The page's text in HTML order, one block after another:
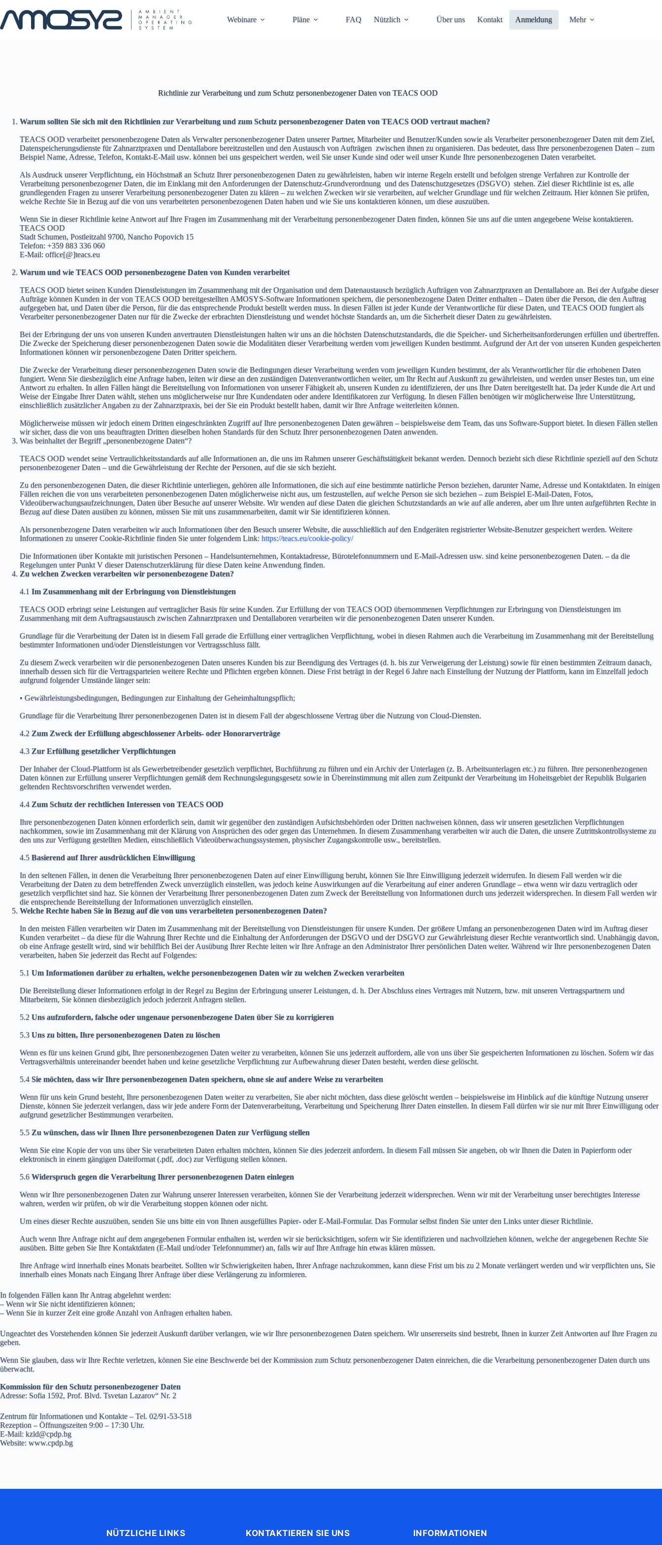
Inhalt
springen
Webinare Pläne FAQ Nützlich Über uns Kontakt Anmeldung Mehr
Richtlinie zur Verarbeitung und zum Schutz personenbezogener Daten von TЕACS OOD
Warum sollten Sie sich mit den Richtlinien zur Verarbeitung und zum Schutz personenbezogener Daten von TЕACS OOD vertraut machen?
TЕACS OOD verarbeitet personenbezogene Daten als Verwalter personenbezogener Daten unserer Partner, Mitarbeiter und Benutzer/Kunden sowie als Verarbeiter personenbezogener Daten mit dem Ziel,
Datenspeicherungsdienste für Zahnarztpraxen und Dentallabore bereitzustellen und den Austausch von Aufträgen zwischen ihnen zu organisieren. Das bedeutet, dass Ihre personenbezogenen Daten – zum
Beispiel Name, Adresse, Telefon, Kontakt-E-Mail usw. können bei uns gespeichert werden, weil Sie unser Kunde sind oder weil unser Kunde Ihre personenbezogenen Daten verarbeitet.
Als Ausdruck unserer Verpflichtung, ein Höchstmaß an Schutz Ihrer personenbezogenen Daten zu gewährleisten, haben wir interne Regeln erstellt und befolgen strenge Verfahren zur Kontrolle der
Verarbeitung personenbezogener Daten, die im Einklang mit den Anforderungen der Datenschutz-Grundverordnung und des Datenschutzgesetzes (DSGVO) stehen. Ziel dieser Richtlinie ist es, alle
grundlegenden Fragen zu unserer Verarbeitung personenbezogener Daten zu klären – zu welchen Zwecken wir sie verarbeiten, auf welcher Grundlage und für welchen Zeitraum. Hier können Sie prüfen,
welche Rechte Sie in Bezug auf die von uns verarbeiteten personenbezogenen Daten haben und wie Sie uns kontaktieren können, um diese auszuüben.
Wenn Sie in dieser Richtlinie keine Antwort auf Ihre Fragen im Zusammenhang mit der Verarbeitung personenbezogener Daten finden, können Sie uns auf die unten angegebene Weise kontaktieren.
TEACS OOD
Stadt Schumen, Postleitzahl 9700, Nancho Popovich 15
Telefon: +359 883 336 060
E-Mail: office[@]teacs.eu
Warum und wie TEACS OOD personenbezogene Daten von Kunden verarbeitet
TEACS OOD bietet seinen Kunden Dienstleistungen im Zusammenhang mit der Organisation und dem Datenaustausch bezüglich Aufträgen von Zahnarztpraxen an Dentallabore an. Bei der Aufgabe dieser
Aufträge können Kunden in der von TEACS OOD bereitgestellten AMOSYS-Software Informationen speichern, die personenbezogene Daten Dritter enthalten – Daten über die Person, die den Auftrag
aufgegeben hat, und Daten über die Person, für die das entsprechende Produkt bestellt werden muss. In diesen Fällen ist jeder Kunde der Verantwortliche für diese Daten, und TEACS OOD fungiert als
Verarbeiter personenbezogener Daten nur für die Zwecke der erbrachten Dienstleistung und wendet höchste Standards an, um die Sicherheit dieser Daten zu gewährleisten.
Bei der Erbringung der uns von unseren Kunden anvertrauten Dienstleistungen halten wir uns an die höchsten Datenschutzstandards, die die Speicher- und Sicherheitsanforderungen erfüllen und übertreffen.
Die Zwecke der Speicherung dieser personenbezogenen Daten sowie die Modalitäten dieser Verarbeitung werden vom jeweiligen Kunden bestimmt. Aufgrund der Art der von unseren Kunden gespeicherten
Informationen können wir personenbezogene Daten Dritter speichern.
Die Zwecke der Verarbeitung dieser personenbezogenen Daten sowie die Bedingungen dieser Verarbeitung werden vom jeweiligen Kunden bestimmt, der als Verantwortlicher für die erhobenen Daten
fungiert. Wenn Sie diesbezüglich eine Anfrage haben, leiten wir diese an den zuständigen Datenverantwortlichen weiter, um Ihr Recht auf Auskunft zu gewährleisten, und werden unser Bestes tun, um eine
Antwort zu erhalten. In allen Fällen hängt die Bereitstellung von Informationen von unserer Fähigkeit ab, unseren Kunden zu identifizieren, der uns Ihre Daten bereitgestellt hat. Da jeder Kunde die Art und
Weise der Eingabe Ihrer Daten wählt, stehen uns möglicherweise nur Ihre Kundendaten oder andere Identifikatoren zur Verfügung. In diesen Fällen benötigen wir möglicherweise Ihre Unterstützung,
einschließlich zusätzlicher Angaben zu der Zahnarztpraxis, bei der Sie ein Produkt bestellt haben, damit wir Ihre Anfrage weiterleiten können.
Möglicherweise müssen wir jedoch einem Dritten eingeschränkten Zugriff auf Ihre personenbezogenen Daten gewähren – beispielsweise dem Team, das uns Software-Support bietet. In diesen Fällen stellen
wir sicher, dass die von uns beauftragten Dritten dieselben hohen Standards für den Schutz Ihrer personenbezogenen Daten anwenden.
Was beinhaltet der Begriff „personenbezogene Daten“?
TEACS OOD wendet seine Vertraulichkeitsstandards auf alle Informationen an, die uns im Rahmen unserer Geschäftstätigkeit bekannt werden. Dennoch bezieht sich diese Richtlinie speziell auf den Schutz
personenbezogener Daten – und die Gewährleistung der Rechte der Personen, auf die sie sich bezieht.
Zu den personenbezogenen Daten, die dieser Richtlinie unterliegen, gehören alle Informationen, die sich auf eine bestimmte natürliche Person beziehen, darunter Name, Adresse und Kontaktdaten. In einigen
Fällen reichen die von uns verarbeiteten personenbezogenen Daten möglicherweise nicht aus, um festzustellen, auf welche Person sie sich beziehen – zum Beispiel E-Mail-Daten, Fotos,
Videoüberwachungsaufzeichnungen, Daten über Besuche auf unserer Website. Wir wenden auf diese Daten die gleichen Schutzstandards an wie auf alle anderen, aber um Ihre unten aufgeführten Rechte in
Bezug auf diese Daten ausüben zu können, müssen Sie mit uns zusammenarbeiten, damit wir Sie identifizieren können.
Als personenbezogene Daten verarbeiten wir auch Informationen über den Besuch unserer Website, die ausschließlich auf den Endgeräten registrierter Website-Benutzer gespeichert werden. Weitere
Informationen zu unserer Cookie-Richtlinie finden Sie unter folgendem Link: https://teacs.eu/cookie-policy/
Die Informationen über Kontakte mit juristischen Personen – Handelsunternehmen, Kontaktadresse, Bürotelefonnummern und E-Mail-Adressen usw. sind keine personenbezogenen Daten. – da die
Regelungen unter Punkt V dieser Datenschutzerklärung für diese Daten keine Anwendung finden.
Zu welchen Zwecken verarbeiten wir personenbezogene Daten?
4.1 Im Zusammenhang mit der Erbringung von Dienstleistungen
TEACS OOD erbringt seine Leistungen auf vertraglicher Basis für seine Kunden. Zur Erfüllung der von TEACS OOD übernommenen Verpflichtungen zur Erbringung von Dienstleistungen im
Zusammenhang mit dem Auftragsaustausch zwischen Zahnarztpraxen und Dentallaboren verarbeiten wir die personenbezogenen Daten unserer Kunden.
Grundlage für die Verarbeitung der Daten ist in diesem Fall gerade die Erfüllung einer vertraglichen Verpflichtung, wobei in diesen Rahmen auch die Verarbeitung im Zusammenhang mit der Bereitstellung
bestimmter Informationen und/oder Dienstleistungen vor Vertragsschluss fällt.
Zu diesem Zweck verarbeiten wir die personenbezogenen Daten unseres Kunden bis zur Beendigung des Vertrages (d. h. bis zur Verweigerung der Leistung) sowie für einen bestimmten Zeitraum danach,
innerhalb dessen sich für die Vertragsparteien weitere Rechte und Pflichten ergeben können. Diese Frist beträgt in der Regel 6 Jahre nach Einstellung der Nutzung der Plattform, kann im Einzelfall jedoch
aufgrund folgender Umstände länger sein:
• Gewährleistungsbedingungen, Bedingungen zur Einhaltung der Geheimhaltungspflich;
Grundlage für die Verarbeitung Ihrer personenbezogenen Daten ist in diesem Fall der abgeschlossene Vertrag über die Nutzung von Cloud-Diensten.
4.2 Zum Zweck der Erfüllung abgeschlossener Arbeits- oder Honorarverträge
4.3 Zur Erfüllung gesetzlicher Verpflichtungen
Der Inhaber der Cloud-Plattform ist als Gewerbetreibender gesetzlich verpflichtet, Buchführung zu führen und ein Archiv der Unterlagen (z. B. Arbeitsunterlagen etc.) zu führen. Ihre personenbezogenen
Daten können zur Erfüllung unserer Verpflichtungen gemäß dem Rechnungslegungsgesetz sowie in Übereinstimmung mit allen zum Zeitpunkt der Verarbeitung im Hoheitsgebiet der Republik Bulgarien
geltenden Rechtsvorschriften verwendet werden.
4.4 Zum Schutz der rechtlichen Interessen von TEACS OOD
Ihre personenbezogenen Daten können erforderlich sein, damit wir gegenüber den zuständigen Aufsichtsbehörden oder Dritten nachweisen können, dass wir unseren gesetzlichen Verpflichtungen
nachkommen, sowie im Zusammenhang mit der Klärung von Ansprüchen des oder gegen das Unternehmen. In diesem Zusammenhang verarbeiten wir auch die Daten, die unsere Zutrittskontrollsysteme zu
den uns zur Verfügung gestellten Medien, einschließlich Videoüberwachungssystemen, physischer Zugangskontrolle usw., bereitstellen.
4.5 Basierend auf Ihrer ausdrücklichen Einwilligung
In den seltenen Fällen, in denen die Verarbeitung Ihrer personenbezogenen Daten auf einer Einwilligung beruht, können Sie Ihre Einwilligung jederzeit widerrufen. In diesem Fall werden wir die
Verarbeitung der Daten zu dem betreffenden Zweck unverzüglich einstellen, was jedoch keine Auswirkungen auf die Verarbeitung auf einer anderen Grundlage – etwa wenn wir dazu vertraglich oder
gesetzlich verpflichtet sind haz. Sie können der Verarbeitung Ihrer personenbezogenen Daten zum Zweck der Bereitstellung von Informationen durch uns jederzeit widersprechen. In diesem Fall werden wir
die entsprechende Bereitstellung der Informationen unverzüglich einstellen.
Welche Rechte haben Sie in Bezug auf die von uns verarbeiteten personenbezogenen Daten?
In den meisten Fällen verarbeiten wir Daten im Zusammenhang mit der Bereitstellung von Dienstleistungen für unsere Kunden. Der größere Umfang an personenbezogenen Daten wird im Auftrag dieser
Kunden verarbeitet – da diese für die Wahrung Ihrer Rechte und die Einhaltung der Anforderungen der DSGVO und der DSGVO zur Gewährleistung dieser Rechte verantwortlich sind. Unabhängig davon,
ob eine Anfrage gestellt wird, sind wir behilflich Bei der Ausübung Ihrer Rechte leiten wir Ihre Anfrage an den Administrator Ihrer persönlichen Daten weiter. Während wir Ihre personenbezogenen Daten
verarbeiten, haben Sie jederzeit das Recht auf Folgendes:
5.1 Um Informationen darüber zu erhalten, welche personenbezogenen Daten wir zu welchen Zwecken verarbeiten
Die Bereitstellung dieser Informationen erfolgt in der Regel zu Beginn der Erbringung unserer Leistungen, d. h. Der Abschluss eines Vertrages mit Nutzern, bzw. mit unseren Vertragspartnern und
Mitarbeitern, Sie können diesbezüglich jedoch jederzeit Anfragen stellen.
5.2 Uns aufzufordern, falsche oder ungenaue personenbezogene Daten über Sie zu korrigieren
5.3 Uns zu bitten, Ihre personenbezogenen Daten zu löschen
Wenn es für uns keinen Grund gibt, Ihre personenbezogenen Daten weiter zu verarbeiten, können Sie uns jederzeit auffordern, alle von uns über Sie gespeicherten Informationen zu löschen. Sofern wir das
Vertragsverhältnis untereinander beendet haben und keine gesetzliche Verpflichtung zur Aufbewahrung dieser Daten besteht, werden diese gelöscht.
5.4 Sie möchten, dass wir Ihre personenbezogenen Daten speichern, ohne sie auf andere Weise zu verarbeiten
Wenn für uns kein Grund besteht, Ihre personenbezogenen Daten weiter zu verarbeiten, Sie aber nicht möchten, dass diese gelöscht werden – beispielsweise im Hinblick auf die künftige Nutzung unserer
Dienste, können Sie jederzeit verlangen, dass wir jede andere Form der Datenverarbeitung, Verarbeitung und Speicherung Ihrer Daten einstellen. In diesem Fall dürfen wir sie nur mit Ihrer Einwilligung oder
aufgrund gesetzlicher Bestimmungen verarbeiten.
5.5 Zu wünschen, dass wir Ihnen Ihre personenbezogenen Daten zur Verfügung stellen
Wenn Sie eine Kopie der von uns über Sie verarbeiteten Daten erhalten möchten, können Sie dies jederzeit anfordern. In diesem Fall müssen Sie angeben, ob wir Ihnen die Daten in Papierform oder
elektronisch in einem gängigen Dateiformat (.pdf, .doc) zur Verfügung stellen können.
5.6 Widerspruch gegen die Verarbeitung Ihrer personenbezogenen Daten einlegen
Wenn wir Ihre personenbezogenen Daten zur Wahrung unserer Interessen verarbeiten, können Sie der Verarbeitung jederzeit widersprechen. Wenn wir mit der Verarbeitung unser berechtigtes Interesse
wahren, werden wir prüfen, ob wir die Verarbeitung stoppen können oder nicht.
Um eines dieser Rechte auszuüben, senden Sie uns bitte ein von Ihnen ausgefülltes Papier- oder E-Mail-Formular. Das Formular selbst finden Sie unter den Links unter dieser Richtlinie.
Auch wenn Ihre Anfrage nicht auf dem angegebenen Formular enthalten ist, werden wir sie berücksichtigen, sofern wir Sie identifizieren und nachvollziehen können, welche der angegebenen Rechte Sie
ausüben. Bitte geben Sie Ihre Kontaktdaten (E-Mail und/oder Telefonnummer) an, falls wir auf Ihre Anfrage hin etwas klären müssen.
Ihre Anfrage wird innerhalb eines Monats bearbeitet. Sollten wir Schwierigkeiten haben, Ihrer Anfrage nachzukommen, kann diese Frist um bis zu 2 Monate verlängert werden und wir verpflichten uns, Sie
innerhalb eines Monats nach Eingang Ihrer Anfrage über diese Verlängerung zu informieren.
In folgenden Fällen kann Ihr Antrag abgelehnt werden:
– Wenn wir Sie nicht identifizieren können;
– Wenn Sie in kurzer Zeit eine große Anzahl von Anfragen erhalten haben.
Ungeachtet des Vorstehenden können Sie jederzeit Auskunft darüber verlangen, wie wir Ihre personenbezogenen Daten speichern. Wir unsererseits sind bestrebt, Ihnen in kurzer Zeit Antworten auf Ihre Fragen zu
geben.
Wenn Sie glauben, dass wir Ihre Rechte verletzen, können Sie eine Beschwerde bei der Kommission zum Schutz personenbezogener Daten einreichen, die die Verarbeitung personenbezogener Daten durch uns
überwacht.
Kommission für den Schutz personenbezogener Daten
Adresse: Sofia 1592, Prof. Blvd. Tsvetan Lazarov“ Nr. 2
Zentrum für Informationen und Kontakte – Tel. 02/91-53-518
Rezeption – Öffnungszeiten 9:00 – 17:30 Uhr.
E-Mail: kzld@cpdp.bg
Website: www.cpdp.bg
NÜTZLICHE LINKS KONTAKTIEREN SIE UNS INFORMATIONEN